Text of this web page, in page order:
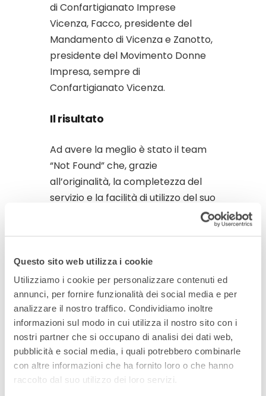
Questo sito web utilizza i cookie
Utilizziamo i cookie per personalizzare contenuti ed
annunci, per fornire funzionalità dei social media e per
analizzare il nostro traffico. Condividiamo inoltre
informazioni sul modo in cui utilizza il nostro sito con i
nostri partner che si occupano di analisi dei dati web,
pubblicità e social media, i quali potrebbero combinarle
con altre informazioni che ha fornito loro o che hanno
raccolto dal suo utilizzo dei loro servizi.
di Confartigianato Imprese
Vicenza, Facco, presidente del
Mandamento di Vicenza e Zanotto,
presidente del Movimento Donne
Impresa, sempre di
Confartigianato Vicenza.
Il risultato
Ad avere la meglio è stato il team
“Not Found” che, grazie
all’originalità, la completezza del
servizio e la facilità di utilizzo del suo
progetto, è tornato a casa con un
attinenti ai settori Stem e
l’identificazione di figure femminili
chiave nelle quali rispecchiarsi, ha
incontrato il consenso della giuria.
Il progetto
L’evento “ViChallenge Hackathon –